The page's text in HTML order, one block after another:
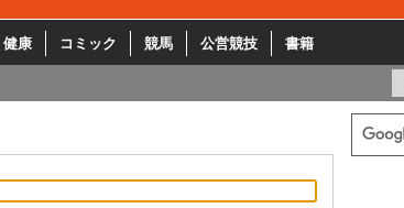
健康 コミック 競馬 公営競技 書籍